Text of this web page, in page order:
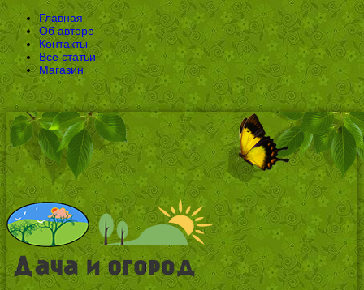
Главная
Об авторе
Контакты
Все статьи
Магазин